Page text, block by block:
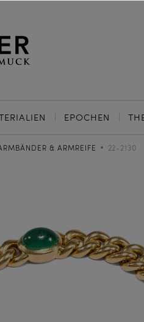
EPOCHEN
& ARMREIFE 22-2130